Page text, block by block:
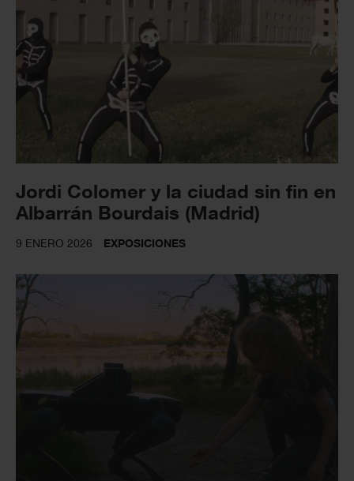
Jordi Colomer y la ciudad sin fin en
Albarrán Bourdais (Madrid)
9 ENERO 2026 EXPOSICIONES